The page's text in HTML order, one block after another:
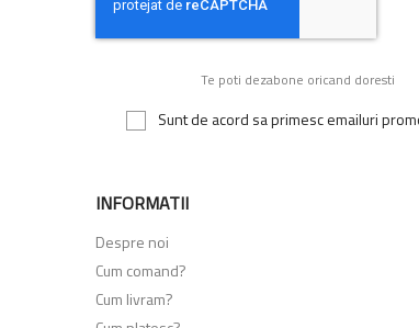
Te poti dezabone oricand doresti
Sunt de acord sa primesc emailuri
INFORMATII
Despre noi
Cum comand?
Cum livram?